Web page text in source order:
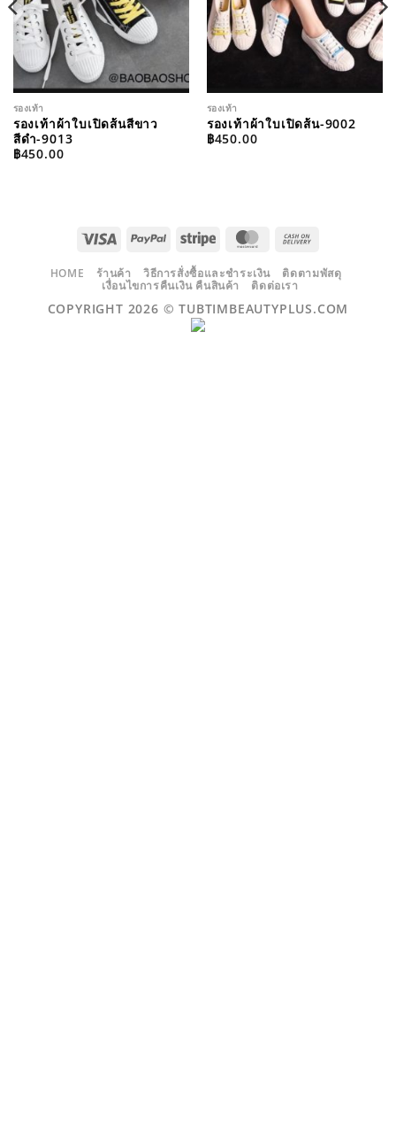
รองเท้า
รองเท้าผ้าใบเปิดส้นสีขาว
สีดำ-9013
฿450.00
รองเท้า
รองเท้าผ้าใบเปิดส้น-9002
฿450.00
VISA PAYPALSTRIPE MASTERCARD
DELIVERY
HOME ร้านค้า วิธีการสั่งซื้อและชำระเงิน
ติดตามพัสดุ
เงื่อนไขการคืนเงิน คืนสินค้า
ติดต่อเรา
COPYRIGHT 2026 ©TUBTIMBEAUTYPLUS.COM